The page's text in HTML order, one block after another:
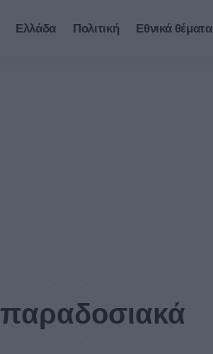
Ελλάδα Πολιτική Εθνικά θέματα
παραδοσιακά